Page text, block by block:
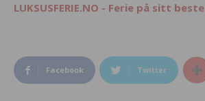
LUKSUSFERIE.NO - Ferie på sitt beste
Facebook Twitter